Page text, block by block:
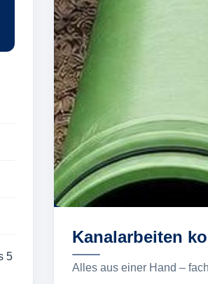
5
Kanalarbeiten
Alles aus einer Hand –